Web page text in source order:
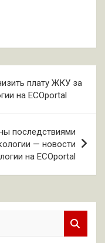
плату ЖКУ за
на ECOportal
последствиями
— новости
на ECOportal